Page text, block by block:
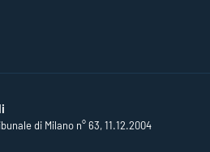
di Milano n° 63, 11.12.2004